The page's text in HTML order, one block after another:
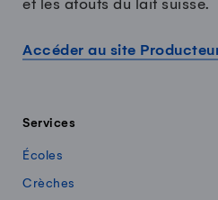
et les atouts du lait suisse.
Accéder au site
Services
Écoles
Crèches